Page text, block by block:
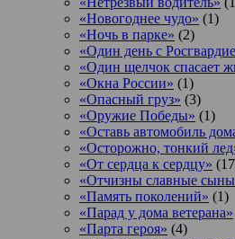
«Новогоднее чудо» (1)
«Ночь в парке» (2)
«Один день с
«Один щелчок спасает
«Окна России» (1)
«Опасный груз» (3)
«Оружие Победы» (1)
«Оставь автомобиль
«Осторожно, тонкий
«От сердца к сердцу»
«Отчизны славные
«Память поколений» (1)
«Парад у дома ветерана»
«Парта героя» (4)